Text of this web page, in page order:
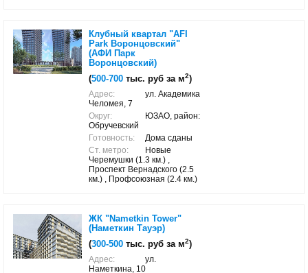
Клубный квартал "AFI
Park Воронцовский"
(АФИ Парк
Воронцовский)
(500-700 тыс. руб за м2)
Адрес:
ул. Академика
Челомея, 7
Округ:
ЮЗАО, район:
Обручевский
Готовность:
Дома сданы
Ст. метро:
Новые
Черемушки (1.3 км.) ,
Проспект Вернадского (2.5
км.) , Профсоюзная (2.4 км.)
ЖК "Nametkin Tower"
(Наметкин Тауэр)
(300-500 тыс. руб за м2)
Адрес:
ул.
Наметкина, 10